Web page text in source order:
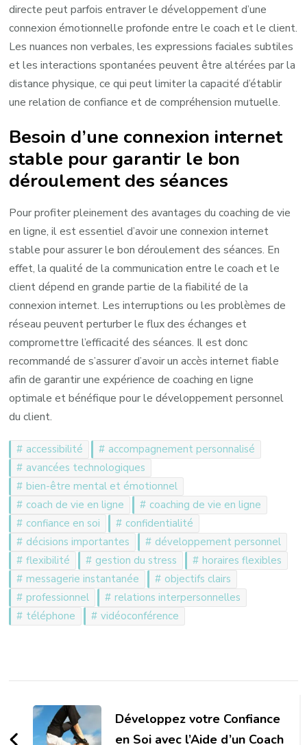
directe peut parfois entraver le développement d’une
connexion émotionnelle profonde entre le coach et le client.
Les nuances non verbales, les expressions faciales subtiles
et les interactions spontanées peuvent être altérées par la
distance physique, ce qui peut limiter la capacité d’établir
une relation de confiance et de compréhension mutuelle.
Besoin d’une connexion internet
stable pour garantir le bon
déroulement des séances
Pour profiter pleinement des avantages du coaching de vie
en ligne, il est essentiel d’avoir une connexion internet
stable pour assurer le bon déroulement des séances. En
effet, la qualité de la communication entre le coach et le
client dépend en grande partie de la fiabilité de la
connexion internet. Les interruptions ou les problèmes de
réseau peuvent perturber le flux des échanges et
compromettre l’efficacité des séances. Il est donc
recommandé de s’assurer d’avoir un accès internet fiable
afin de garantir une expérience de coaching en ligne
optimale et bénéfique pour le développement personnel
du client.
accessibilité
accompagnement personnalisé
avancées technologiques
bien-être mental et émotionnel
coach de vie en ligne
coaching de vie en ligne
confiance en soi
confidentialité
décisions importantes
développement personnel
flexibilité
gestion du stress
horaires flexibles
messagerie instantanée
objectifs clairs
professionnel
relations interpersonnelles
téléphone
vidéoconférence
d'article
Développez votre Confiance
en Soi avec l’Aide d’un Coach